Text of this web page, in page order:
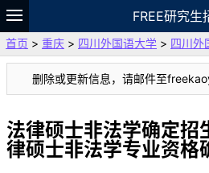
FREE研究生
题库
故事 专题 APP
VIP
资料
首页 > 重庆 > 四川外国语大学 > 四川外
删除或更新信息，请邮件至
法律硕士非法学确定招
律硕士非法学专业资格